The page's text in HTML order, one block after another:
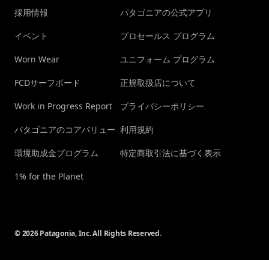
採用情報
イベント
Worn Wear
FCDサーフボード
Work in Progress Report
パタゴニアのコアバリュー
環境助成金プログラム
1% for the Planet
パタゴニアの公式アプリ
プロセールス プログラム
ユニフォーム プログラム
正規取扱店について
プライバシーポリシー
利用規約
特定商取引法に基づく表示
© 2026 Patagonia, Inc. All Rights Reserved.